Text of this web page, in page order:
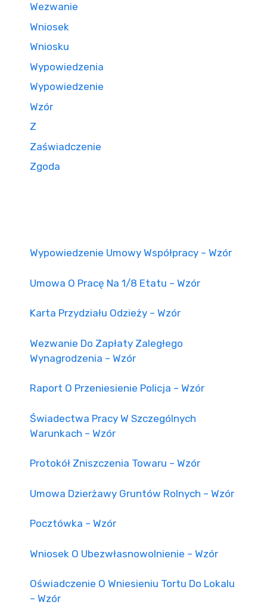
Wezwanie
Wniosek
Wniosku
Wypowiedzenia
Wypowiedzenie
Wzór
Z
Zaświadczenie
Zgoda
Wypowiedzenie Umowy Współpracy – Wzór
Umowa O Pracę Na 1/8 Etatu – Wzór
Karta Przydziału Odzieży – Wzór
Wezwanie Do Zapłaty Zaległego
Wynagrodzenia – Wzór
Raport O Przeniesienie Policja – Wzór
Świadectwa Pracy W Szczególnych
Warunkach – Wzór
Protokół Zniszczenia Towaru – Wzór
Umowa Dzierżawy Gruntów Rolnych – Wzór
Pocztówka – Wzór
Wniosek O Ubezwłasnowolnienie – Wzór
Oświadczenie O Wniesieniu Tortu Do Lokalu
– Wzór